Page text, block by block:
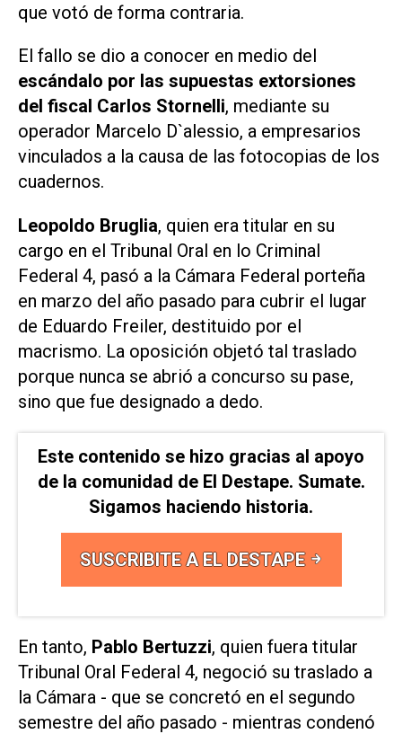
que votó de forma contraria.
El fallo se dio a conocer en medio del
escándalo por las supuestas extorsiones
del fiscal Carlos Stornelli, mediante su
operador Marcelo D`alessio, a empresarios
vinculados a la causa de las fotocopias de los
cuadernos.
Leopoldo Bruglia, quien era titular en su
cargo en el Tribunal Oral en lo Criminal
Federal 4, pasó a la Cámara Federal porteña
en marzo del año pasado para cubrir el lugar
de Eduardo Freiler, destituido por el
macrismo. La oposición objetó tal traslado
porque nunca se abrió a concurso su pase,
sino que fue designado a dedo.
Este contenido se hizo gracias al apoyo
de la comunidad de El Destape. Sumate.
Sigamos haciendo historia.
SUSCRIBITE A EL DESTAPE
En tanto, Pablo Bertuzzi, quien fuera titular
Tribunal Oral Federal 4, negoció su traslado a
la Cámara - que se concretó en el segundo
semestre del año pasado - mientras condenó